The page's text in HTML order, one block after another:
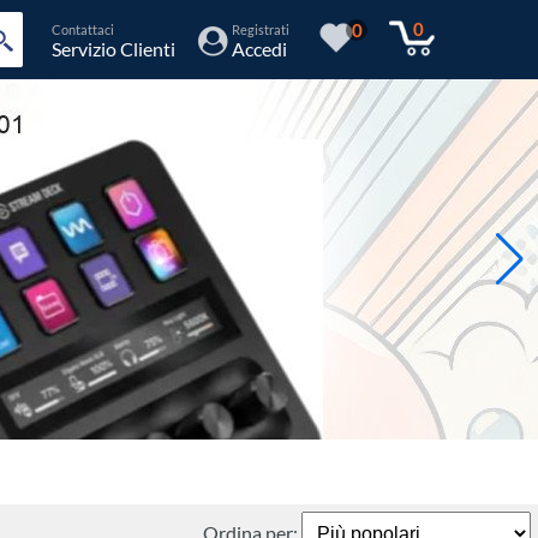
Contattaci
Servizio Clienti
Registrati
Accedi
0 0
Ordina per: